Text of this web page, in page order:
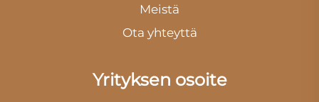
Meistä
Ota yhteyttä
Yrityksen osoite